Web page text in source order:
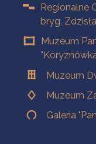
Regionalne
bryg.
Muzeum
Muzeum
Muzeum
Galeria